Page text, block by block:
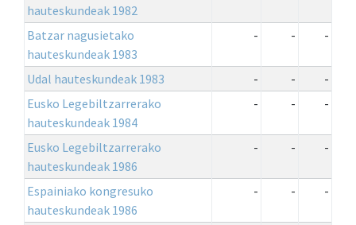
hauteskundeak 1982
Batzar nagusietako
hauteskundeak 1983
- - -
Udal hauteskundeak 1983 - -
-
Eusko Legebiltzarrerako
hauteskundeak 1984
- - -
Eusko Legebiltzarrerako
hauteskundeak 1986
- - -
Espainiako kongresuko
hauteskundeak 1986
- - -